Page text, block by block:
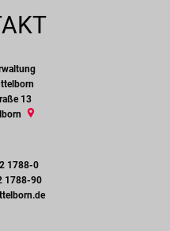
13
1788-0
1788-90